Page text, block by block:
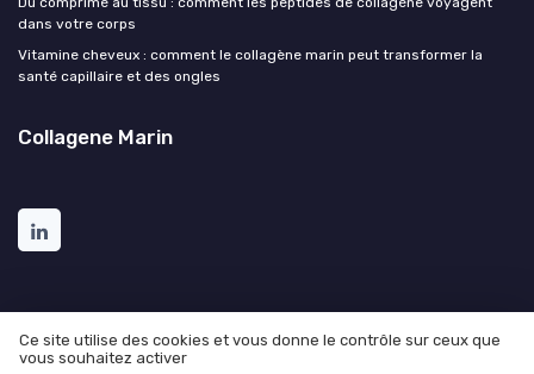
dans votre corps
Vitamine cheveux : comment le collagène marin peut transformer la
santé capillaire et des ongles
Collagene Marin
Mentions légales
Ce site utilise des cookies et vous donne le contrôle sur ceux que
vous souhaitez activer